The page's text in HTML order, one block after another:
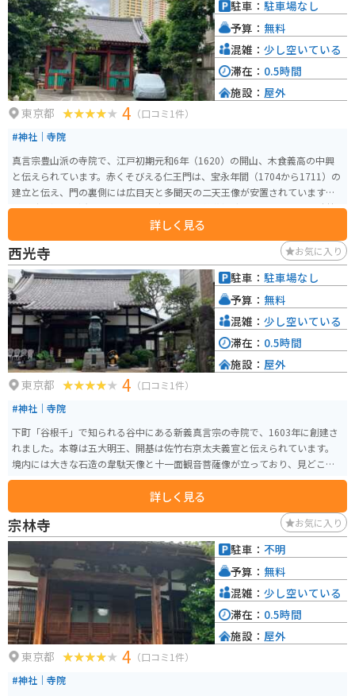
東京都 4 （口コミ1件）
#神社｜寺院
真言宗豊山派の寺院で、江戸初期元和6年（1620）の開山、木食義高の中興
と伝えられています。赤くそびえる仁王門は、宝永年間（1704から1711）の
建立と伝え、門の裏側には広目天と多聞天の二天王像が安置されています。
江戸時代初期に活躍した俳人西山宗因の「梅翁花樽碑」をはじめとする談林
派歴代の句碑、柏木如亭の碑、自堕落先生の墓などがあります。春には桜が
咲き誇り、花見スポットとしても人気があります。
詳しく見る
駐車： 駐車場なし
予算： 無料
混雑： 少し空いている
滞在： 0.5時間
施設： 屋外
西光寺 お気に入り
東京都 4 （口コミ1件）
#神社｜寺院
下町「谷根千」で知られる谷中にある新義真言宗の寺院で、1603年に創建さ
れました。本尊は五大明王、開基は佐竹右京太夫義宣と伝えられています。
境内には大きな石造の韋駄天像と十一面観音菩薩像が立っており、見どころ
となっています。
詳しく見る
駐車： 駐車場なし
予算： 無料
混雑： 少し空いている
滞在： 0.5時間
施設： 屋外
宗林寺 お気に入り
東京都 4 （口コミ1件）
#神社｜寺院
駐車： 不明
予算： 無料
混雑： 少し空いている
滞在： 0.5時間
施設： 屋外